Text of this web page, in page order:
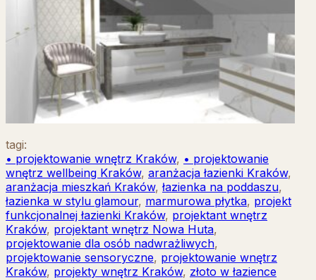
tagi:
• projektowanie wnętrz Kraków, • projektowanie
wnętrz wellbeing Kraków, aranżacja łazienki Kraków,
aranżacja mieszkań Kraków, łazienka na poddaszu,
łazienka w stylu glamour, marmurowa płytka, projekt
funkcjonalnej łazienki Kraków, projektant wnętrz
Kraków, projektant wnętrz Nowa Huta,
projektowanie dla osób nadwrażliwych,
projektowanie sensoryczne, projektowanie wnętrz
Kraków, projekty wnętrz Kraków, złoto w łazience